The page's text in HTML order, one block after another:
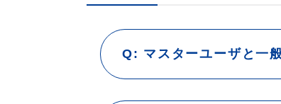
マスターユーザと一